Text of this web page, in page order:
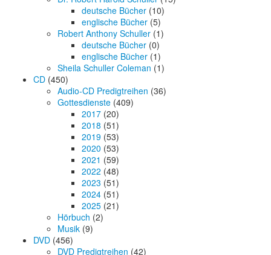
deutsche Bücher (10)
englische Bücher (5)
Robert Anthony Schuller (1)
deutsche Bücher (0)
englische Bücher (1)
Sheila Schuller Coleman (1)
CD (450)
Audio-CD Predigtreihen (36)
Gottesdienste (409)
2017 (20)
2018 (51)
2019 (53)
2020 (53)
2021 (59)
2022 (48)
2023 (51)
2024 (51)
2025 (21)
Hörbuch (2)
Musik (9)
DVD (456)
DVD Predigtreihen (42)